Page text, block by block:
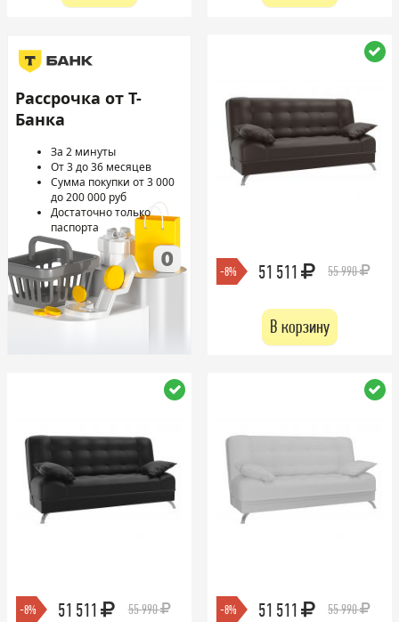
Рассрочка от Т-
Банка
За 2 минуты
От 3 до 36 месяцев
Сумма покупки от 3 000
до 200 000 руб
Достаточно только
паспорта
-8% 51 511 55 990
В корзину
-8% 51 511 55 990 -8% 51 511 55 990